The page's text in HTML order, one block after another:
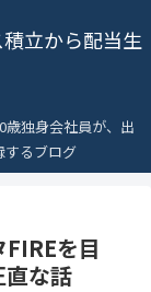
立から配当生
独身会社員が、出
するブログ
を目
な話